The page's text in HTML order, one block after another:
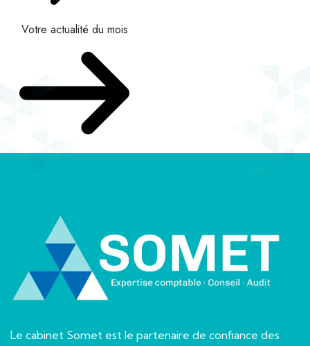
Votre actualité du mois
Le cabinet Somet est le partenaire de confiance des